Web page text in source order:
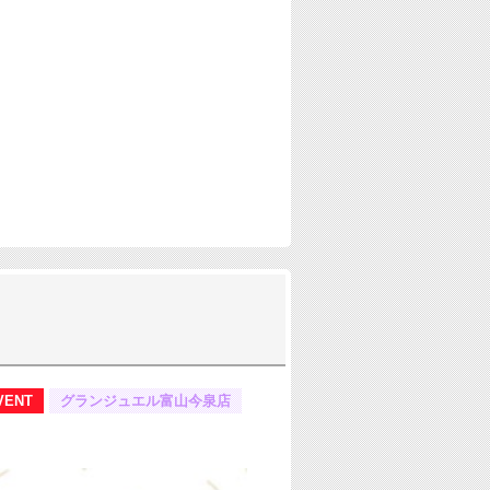
グランジュエル富山今泉店